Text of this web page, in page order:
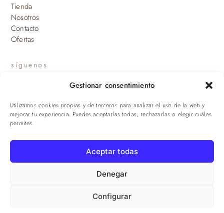
Gestionar consentimiento
Utilizamos cookies propias y de terceros para analizar el uso de la web y
mejorar tu experiencia. Puedes aceptarlas todas, rechazarlas o elegir cuáles
permites.
Aceptar todas
Denegar
Configurar
Tienda
Nosotros
Contacto
Ofertas
síguenos
suscríbete a nuestras novedades
© 2026 Viandas de la Sierra · Damaroca Ibéricos S.L. · B-90471293 ·